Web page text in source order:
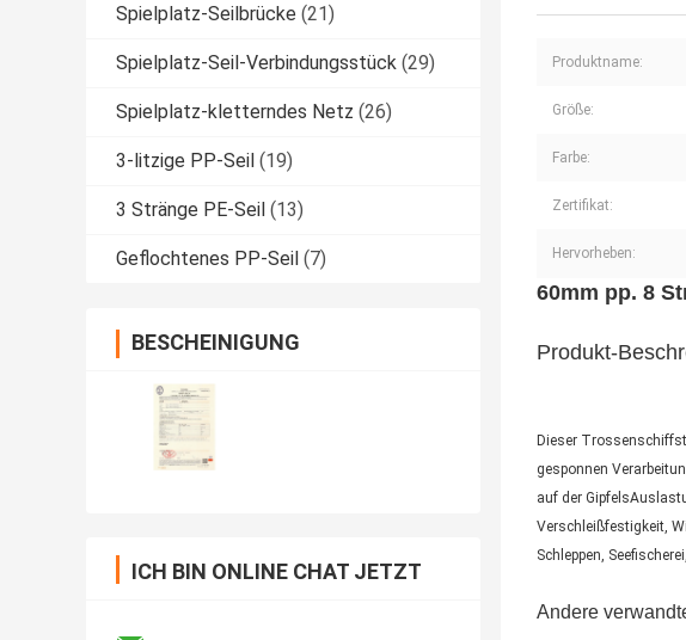
Spielplatz-Seilbrücke (21)
Spielplatz-Seil-Verbindungsstück (29)
Spielplatz-kletterndes Netz (26)
3-litzige PP-Seil (19)
3 Stränge PE-Seil (13)
Geflochtenes PP-Seil (7)
BESCHEINIGUNG
ICH BIN ONLINE CHAT JETZT
Produktname:
Größe:
Farbe:
Zertifikat:
Hervorheben:
60mm pp. 8
Produkt-
Dieser
gesponnen
auf der
Verschleißfestigkeit,
Schleppen,
Andere